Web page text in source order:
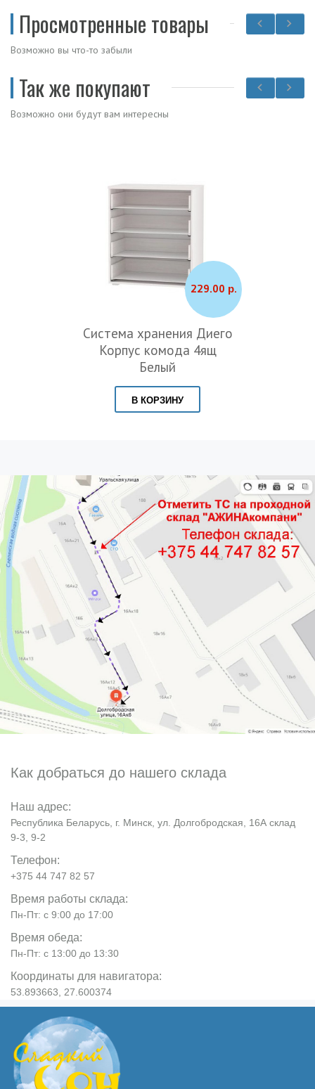
Просмотренные товары
Возможно вы что-то забыли
Так же покупают
Возможно они будут вам интересны
229.00 р.
Система хранения Диего
Корпус комода 4ящ
Белый
В КОРЗИНУ
Как добраться до нашего склада
Наш адрес:
Республика Беларусь, г. Минск, ул. Долгобродская, 16А склад
9-3, 9-2
Телефон:
+375 44 747 82 57
Время работы склада:
Пн-Пт: с 9:00 до 17:00
Время обеда:
Пн-Пт: с 13:00 до 13:30
Координаты для навигатора:
53.893663, 27.600374